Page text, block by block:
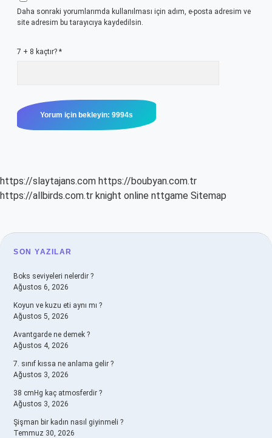
Daha sonraki yorumlarımda kullanılması için adım, e-posta adresim ve
site adresim bu tarayıcıya kaydedilsin.
7 + 8 kaçtır? *
https://slaytajans.com https://boubyan.com.tr
https://allbirds.com.tr knight online nttgame Sitemap
SIDEBAR
SON YAZILAR
Boks seviyeleri nelerdir ?
Ağustos 6, 2026
Koyun ve kuzu eti aynı mı ?
Ağustos 5, 2026
Avantgarde ne demek ?
Ağustos 4, 2026
7. sınıf kıssa ne anlama gelir ?
Ağustos 3, 2026
38 cmHg kaç atmosferdir ?
Ağustos 3, 2026
Şişman bir kadın nasıl giyinmeli ?
Temmuz 30, 2026